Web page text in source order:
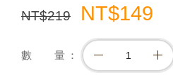
NT$219 NT$149
數 量